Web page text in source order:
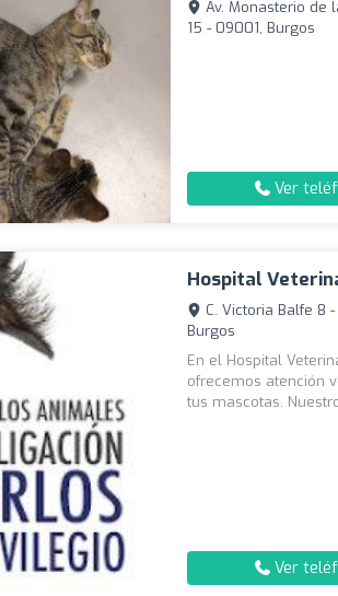
Av. Monasterio de
15 - 09001, Burgos
Ver
Hospital
C. Victoria Balfe 8
Burgos
En el Hospital
ofrecemos atención
tus mascotas.
Ver